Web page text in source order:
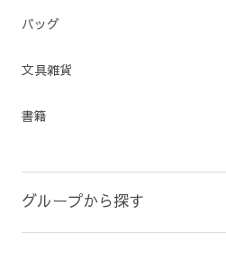
バッグ
文具雑貨
書籍
グループから探す